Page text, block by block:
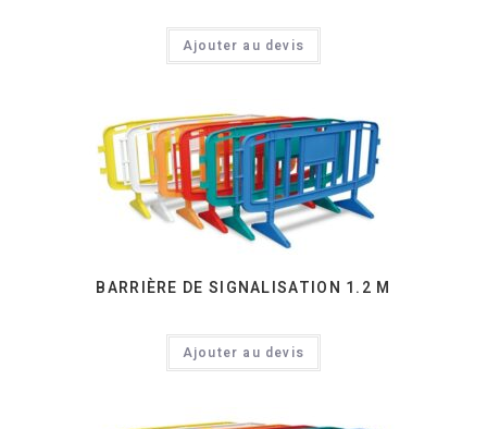
Ajouter au devis
BARRIÈRE DE SIGNALISATION 1.2 M
Ajouter au devis